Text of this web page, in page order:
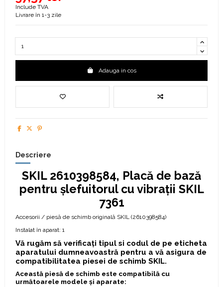
Include TVA
Livrare în 1-3 zile
Adauga in cos
Descriere
SKIL 2610398584, Placă de bază
pentru șlefuitorul cu vibrații SKIL
7361
Accesorii / piesă de schimb originală SKIL (2610398584)
Instalat în aparat: 1
Vă rugăm să verificați tipul si codul de pe eticheta
aparatului dumneavoastră pentru a vă asigura de
compatibilitatea piesei de schimb SKIL.
Această piesă de schimb este compatibilă cu
următoarele modele și aparate: